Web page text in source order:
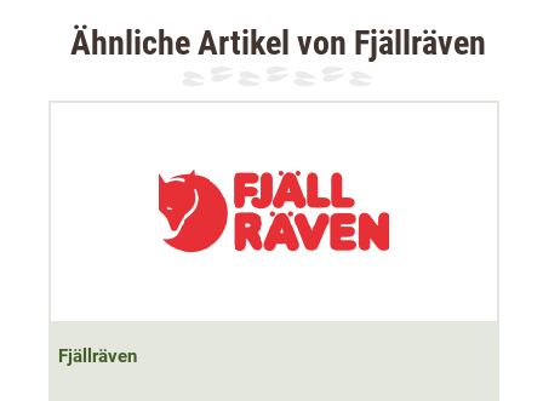
Material 80% Lammwolle, 20% Polyamid
Ähnliche Artikel von Fjällräven
Fjällräven